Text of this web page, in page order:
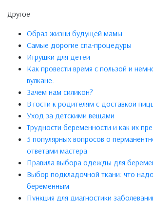
Другое
Образ жизни будущей мамы
Самые дорогие спа-процедуры
Игрушки для детей
Как провести время с пользой и
вулкане.
Зачем нам силикон?
В гости к родителям с доставкой
Уход за детскими вещами
Трудности беременности и как их
5 популярных вопросов о
ответами мастера
Правила выбора одежды для
Выбор подкладочной ткани: что
беременным
Пункция для диагностики